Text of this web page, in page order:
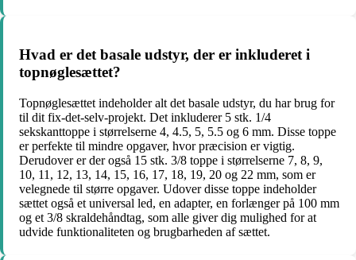
Hvad er det basale udstyr, der er inkluderet i
topnøglesættet?
Topnøglesættet indeholder alt det basale udstyr, du har brug for
til dit fix-det-selv-projekt. Det inkluderer 5 stk. 1/4
sekskanttoppe i størrelserne 4, 4.5, 5, 5.5 og 6 mm. Disse toppe
er perfekte til mindre opgaver, hvor præcision er vigtig.
Derudover er der også 15 stk. 3/8 toppe i størrelserne 7, 8, 9,
10, 11, 12, 13, 14, 15, 16, 17, 18, 19, 20 og 22 mm, som er
velegnede til større opgaver. Udover disse toppe indeholder
sættet også et universal led, en adapter, en forlænger på 100 mm
og et 3/8 skraldehåndtag, som alle giver dig mulighed for at
udvide funktionaliteten og brugbarheden af sættet.